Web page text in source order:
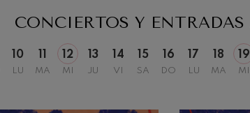
CONCIERTOS Y ENTRADAS
10
LU MA
12
MI
13
JU
14
VI
15
SA
16
DO
17
LU
18
MA
19
MI